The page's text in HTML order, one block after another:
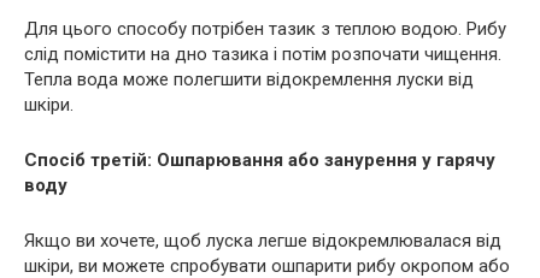
Для цього способу потрібен тазик з теплою водою. Рибу
слід помістити на дно тазика і потім розпочати чищення.
Тепла вода може полегшити відокремлення луски від
шкіри.
Спосіб третій: Ошпарювання або занурення у гарячу
воду
Якщо ви хочете, щоб луска легше відокремлювалася від
шкіри, ви можете спробувати ошпарити рибу окропом або